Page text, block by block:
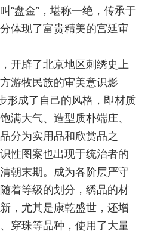
“盘金”，堪称一绝，传承于
体现了富贵精美的宫廷审
辟了北京地区刺绣史上
游牧民族的审美意识影
形成了自己的风格，即材质
满大气、造型质朴端庄、
分为实用品和欣赏品之
性图案也出现于统治者的
朝末期。成为各阶层严守
着等级的划分，绣品的材
，尤其是康乾盛世，还增
穿珠等品种，使用了大量